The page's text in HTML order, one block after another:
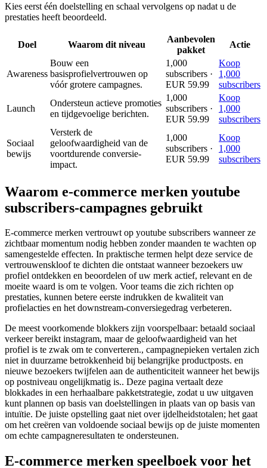
Kies eerst één doelstelling en schaal vervolgens op nadat u de
prestaties heeft beoordeeld.
Doel Waarom dit niveau
Aanbevolen
pakket
Actie
Awareness
Bouw een
basisprofielvertrouwen op
vóór grotere campagnes.
1,000
subscribers ·
EUR 59.99
Koop
1,000
subscribers
Launch
Ondersteun actieve promoties
en tijdgevoelige berichten.
1,000
subscribers ·
EUR 59.99
Koop
1,000
subscribers
Sociaal
bewijs
Versterk de
geloofwaardigheid van de
voortdurende conversie-
impact.
1,000
subscribers ·
EUR 59.99
Koop
1,000
subscribers
Waarom e-commerce merken youtube
subscribers-campagnes gebruikt
E-commerce merken vertrouwt op youtube subscribers wanneer ze
zichtbaar momentum nodig hebben zonder maanden te wachten op
samengestelde effecten. In praktische termen helpt deze service de
vertrouwenskloof te dichten die ontstaat wanneer bezoekers uw
profiel ontdekken en beoordelen of uw merk actief, relevant en de
moeite waard is om te volgen. Voor teams die zich richten op
prestaties, kunnen betere eerste indrukken de kwaliteit van
profielacties en het downstream-conversiegedrag verbeteren.
De meest voorkomende blokkers zijn voorspelbaar: betaald sociaal
verkeer bereikt instagram, maar de geloofwaardigheid van het
profiel is te zwak om te converteren., campagnepieken vertalen zich
niet in duurzame betrokkenheid bij belangrijke productposts. en
nieuwe bezoekers twijfelen aan de authenticiteit wanneer het bewijs
op postniveau ongelijkmatig is.. Deze pagina vertaalt deze
blokkades in een herhaalbare pakketstrategie, zodat u uw uitgaven
kunt plannen op basis van doelstellingen in plaats van op basis van
intuïtie. De juiste opstelling gaat niet over ijdelheidstotalen; het gaat
om het creëren van voldoende sociaal bewijs op de juiste momenten
om echte campagneresultaten te ondersteunen.
E-commerce merken speelboek voor het